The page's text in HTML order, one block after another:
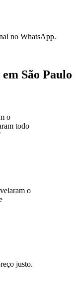
no WhatsApp.
em São Paulo
o
todo
o
justo.